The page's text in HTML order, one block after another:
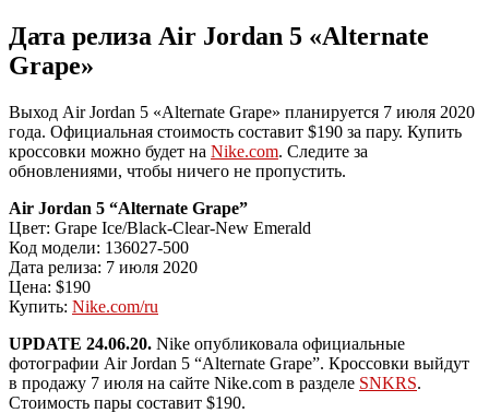
Дата релиза Air Jordan 5 «Alternate
Grape»
Выход Air Jordan 5 «Alternate Grape» планируется 7 июля 2020
года. Официальная стоимость составит $190 за пару. Купить
кроссовки можно будет на Nike.com. Следите за
обновлениями, чтобы ничего не пропустить.
Air Jordan 5 “Alternate Grape”
Цвет: Grape Ice/Black-Clear-New Emerald
Код модели: 136027-500
Дата релиза: 7 июля 2020
Цена: $190
Купить: Nike.com/ru
UPDATE 24.06.20. Nike опубликовала официальные
фотографии Air Jordan 5 “Alternate Grape”. Кроссовки выйдут
в продажу 7 июля на сайте Nike.com в разделе SNKRS.
Стоимость пары составит $190.